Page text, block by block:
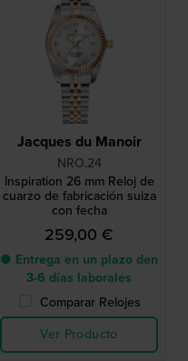
Jacques du Manoir
NRO.24
Inspiration 26 mm Reloj de
cuarzo de fabricación suiza
con fecha
259,00 €
● Entrega en un plazo den
3-6 días laborales
Comparar Relojes
Ver Producto